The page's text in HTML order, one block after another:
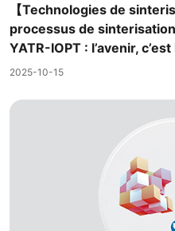
【Technologies de
processus de
YATR-IOPT : l’avenir,
2025-10-15